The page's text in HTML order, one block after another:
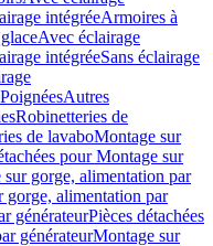
intégréeArmoires à
Avec éclairage
intégréeSans éclairage
PoignéesAutres
Robinetteries de
de lavaboMontage sur
pour Montage sur
sur gorge, alimentation par
gorge, alimentation par
générateurPièces détachées
générateurMontage sur